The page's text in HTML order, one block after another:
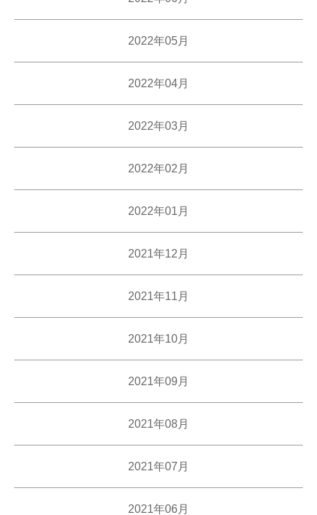
2022年05月
2022年04月
2022年03月
2022年02月
2022年01月
2021年12月
2021年11月
2021年10月
2021年09月
2021年08月
2021年07月
2021年06月